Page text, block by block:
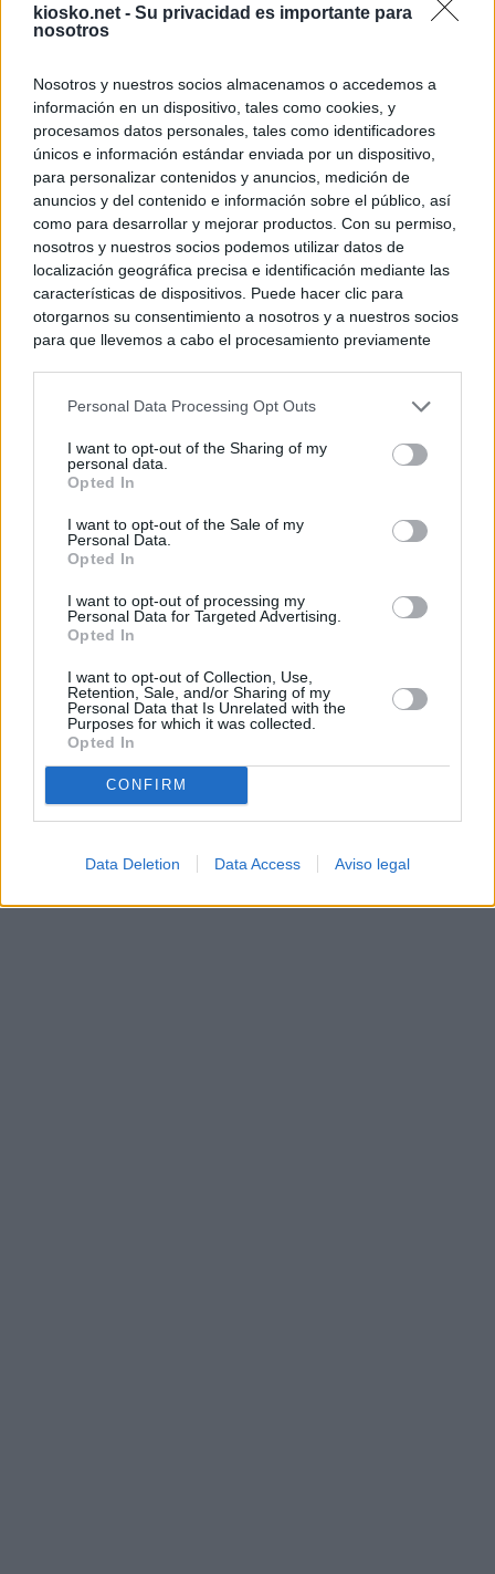
kiosko.net - Su privacidad es importante para
nosotros
Nosotros y nuestros socios almacenamos o accedemos a
información en un dispositivo, tales como cookies, y
procesamos datos personales, tales como identificadores
únicos e información estándar enviada por un dispositivo,
para personalizar contenidos y anuncios, medición de
anuncios y del contenido e información sobre el público, así
como para desarrollar y mejorar productos. Con su permiso,
nosotros y nuestros socios podemos utilizar datos de
localización geográfica precisa e identificación mediante las
características de dispositivos. Puede hacer clic para
otorgarnos su consentimiento a nosotros y a nuestros socios
para que llevemos a cabo el procesamiento previamente
negar su consentimiento. Tenga en cuenta que algún
de su consentimiento, pero usted tiene el derecho de
rechazar tal procesamiento. Sus preferencias se aplicarán
cualquier momento entrando de nuevo en este sitio web o
visitando nuestra política de privacidad.
Personal Data Processing Opt Outs
I want to opt-out of the Sharing of my
personal data.
Opted In
I want to opt-out of the Sale of my
Personal Data.
Opted In
I want to opt-out of processing my
Personal Data for Targeted Advertising.
Opted In
I want to opt-out of Collection, Use,
Retention, Sale, and/or Sharing of my
Personal Data that Is Unrelated with the
Purposes for which it was collected.
Opted In
CONFIRM
Data Deletion Data Access Aviso legal